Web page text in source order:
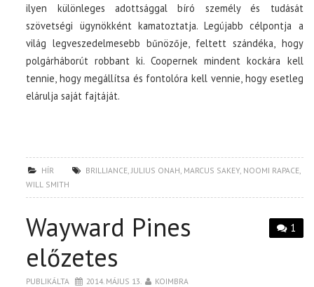
ilyen különleges adottsággal bíró személy és tudását
szövetségi ügynökként kamatoztatja. Legújabb célpontja a
világ legveszedelmesebb bűnözője, feltett szándéka, hogy
polgárháborút robbant ki. Coopernek mindent kockára kell
tennie, hogy megállítsa és fontolóra kell vennie, hogy esetleg
elárulja saját fajtáját.
HÍR BRILLIANCE JULIUS ONAH MARCUS SAKEY, NOOMI RAPACE
WILL SMITH
1
Wayward Pines
előzetes
PUBLIKÁLTA 2014. MÁJUS 13. KOIMBRA